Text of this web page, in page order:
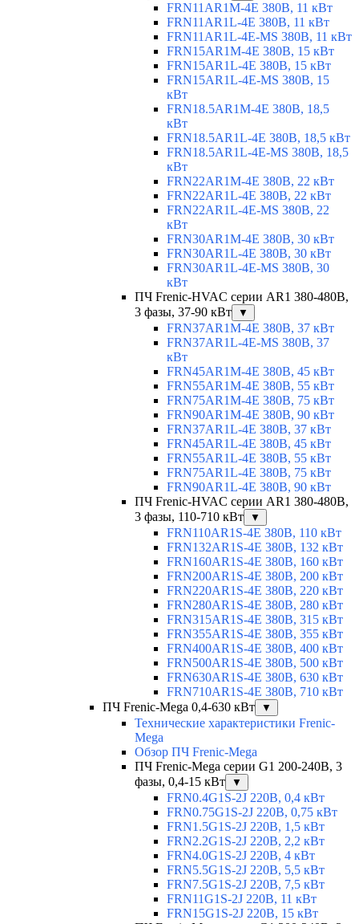
FRN11AR1M-4E 380В, 11 кВт
FRN11AR1L-4E 380В, 11 кВт
FRN11AR1L-4E-MS 380В, 11 кВт
FRN15AR1M-4E 380В, 15 кВт
FRN15AR1L-4E 380В, 15 кВт
FRN15AR1L-4E-MS 380В, 15
кВт
FRN18.5AR1M-4E 380В, 18,5
кВт
FRN18.5AR1L-4E 380В, 18,5 кВт
FRN18.5AR1L-4E-MS 380В, 18,5
кВт
FRN22AR1M-4E 380В, 22 кВт
FRN22AR1L-4E 380В, 22 кВт
FRN22AR1L-4E-MS 380В, 22
кВт
FRN30AR1M-4E 380В, 30 кВт
FRN30AR1L-4E 380В, 30 кВт
FRN30AR1L-4E-MS 380В, 30
кВт
ПЧ Frenic-HVAC серии AR1 380-480В,
3 фазы, 37-90 кВт
▼
FRN37AR1M-4E 380В, 37 кВт
FRN37AR1L-4E-MS 380В, 37
кВт
FRN45AR1M-4E 380В, 45 кВт
FRN55AR1M-4E 380В, 55 кВт
FRN75AR1M-4E 380В, 75 кВт
FRN90AR1M-4E 380В, 90 кВт
FRN37AR1L-4E 380В, 37 кВт
FRN45AR1L-4E 380В, 45 кВт
FRN55AR1L-4E 380В, 55 кВт
FRN75AR1L-4E 380В, 75 кВт
FRN90AR1L-4E 380В, 90 кВт
ПЧ Frenic-HVAC серии AR1 380-480В,
3 фазы, 110-710 кВт
▼
FRN110AR1S-4E 380В, 110 кВт
FRN132AR1S-4E 380В, 132 кВт
FRN160AR1S-4E 380В, 160 кВт
FRN200AR1S-4E 380В, 200 кВт
FRN220AR1S-4E 380В, 220 кВт
FRN280AR1S-4E 380В, 280 кВт
FRN315AR1S-4E 380В, 315 кВт
FRN355AR1S-4E 380В, 355 кВт
FRN400AR1S-4E 380В, 400 кВт
FRN500AR1S-4E 380В, 500 кВт
FRN630AR1S-4E 380В, 630 кВт
FRN710AR1S-4E 380В, 710 кВт
ПЧ Frenic-Mega 0,4-630 кВт
▼
Технические характеристики Frenic-
Mega
Обзор ПЧ Frenic-Mega
ПЧ Frenic-Mega серии G1 200-240В, 3
фазы, 0,4-15 кВт
▼
FRN0.4G1S-2J 220В, 0,4 кВт
FRN0.75G1S-2J 220В, 0,75 кВт
FRN1.5G1S-2J 220В, 1,5 кВт
FRN2.2G1S-2J 220В, 2,2 кВт
FRN4.0G1S-2J 220В, 4 кВт
FRN5.5G1S-2J 220В, 5,5 кВт
FRN7.5G1S-2J 220В, 7,5 кВт
FRN11G1S-2J 220В, 11 кВт
FRN15G1S-2J 220В, 15 кВт